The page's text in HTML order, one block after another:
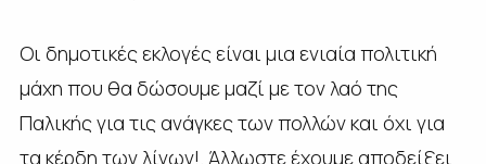
Οι δημοτικές εκλογές είναι μια ενιαία πολιτική
μάχη που θα δώσουμε μαζί με τον λαό της
Παλικής για τις ανάγκες των πολλών και όχι για
τα κέρδη των λίγων!. Άλλωστε έχουμε αποδείξει